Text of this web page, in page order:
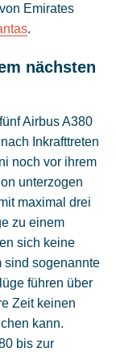
Emirates
.
nächsten
Airbus A380
Inkrafttreten
noch vor ihrem
unterzogen
maximal drei
zu einem
sich keine
sind sogenannte
führen über
Zeit keinen
kann.
bis zur